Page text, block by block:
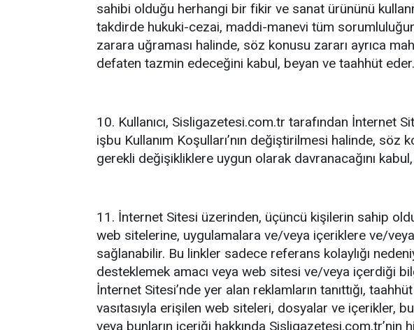
sahibi olduğu herhangi bir fikir ve sanat ürününü
takdirde hukuki-cezai, maddi-manevi tüm
zarara uğraması halinde, söz konusu zararı ayrıca
defaten tazmin edeceğini kabul, beyan ve taahhüt eder.
10. Kullanıcı, Sisligazetesi.com.tr tarafından İnternet
işbu Kullanım Koşulları’nın değiştirilmesi halinde,
gerekli değişikliklere uygun olarak davranacağını
11. İnternet Sitesi üzerinden, üçüncü kişilerin sahip
web sitelerine, uygulamalara ve/veya içeriklere ve/
sağlanabilir. Bu linkler sadece referans kolaylığı
desteklemek amacı veya web sitesi ve/veya içerdiği
İnternet Sitesi’nde yer alan reklamların tanıttığı,
vasıtasıyla erişilen web siteleri, dosyalar ve içerikler,
veya bunların içeriği hakkında